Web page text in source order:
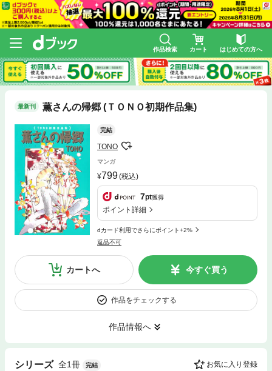
作品検索 カート はじめての方へ
最新刊 薫さんの帰郷 (ＴＯＮＯ初期作品集)
完結
TONO
マンガ
799(税込)
7pt獲得
ポイント詳細
dカード利用でさらにポイント+2%
返品不可
カートへ 今すぐ買う
作品をチェックする
作品情報へ
シリーズ 全1冊 完結 お気に入り登録